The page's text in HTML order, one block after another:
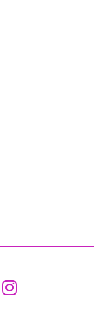
Aceder ao
Aceder